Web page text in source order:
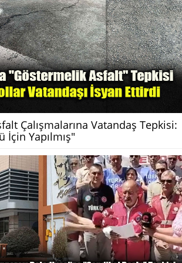
Çalışmalarına Vatandaş Tepkisi:
İçin Yapılmış"